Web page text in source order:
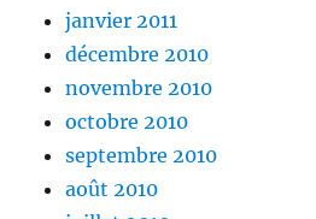
janvier 2011
décembre 2010
novembre 2010
octobre 2010
septembre 2010
août 2010